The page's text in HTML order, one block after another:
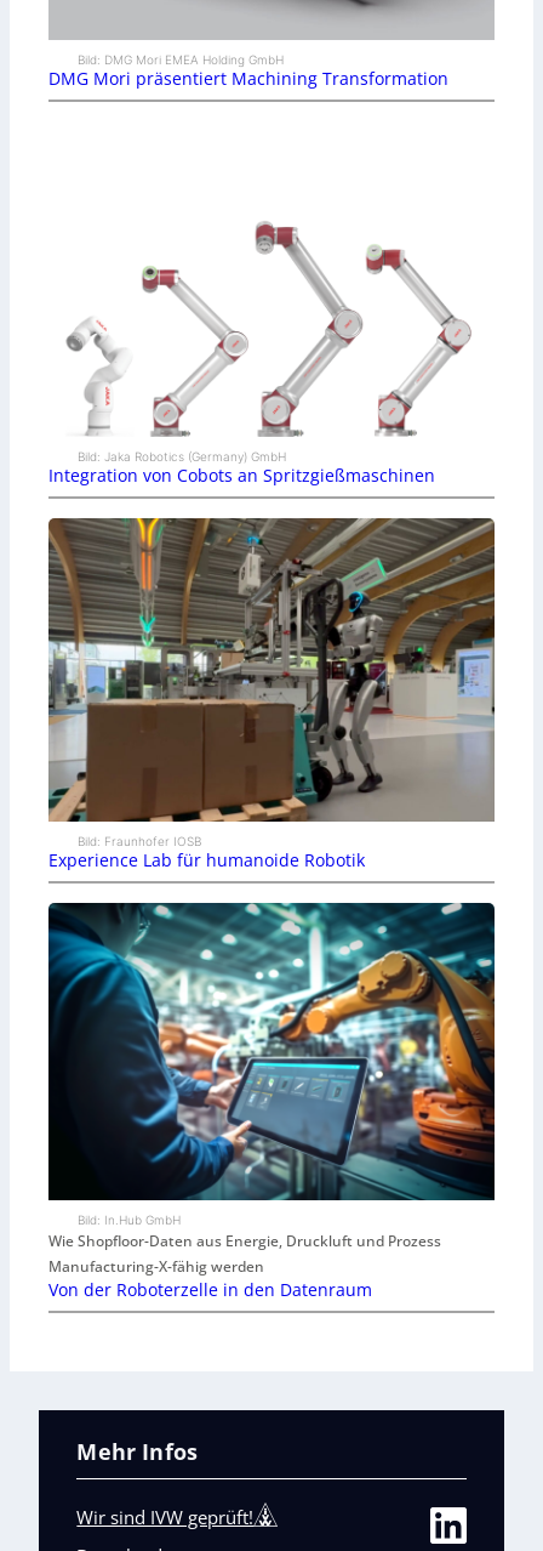
Bild: DMG Mori EMEA Holding GmbH
DMG Mori präsentiert Machining Transformation
Bild: Jaka Robotics (Germany) GmbH
Integration von Cobots an Spritzgießmaschinen
Bild: Fraunhofer IOSB
Experience Lab für humanoide Robotik
Bild: In.Hub GmbH
Wie Shopfloor-Daten aus Energie, Druckluft und Prozess
Manufacturing-X-fähig werden
Von der Roboterzelle in den Datenraum
Mehr Infos
Wir sind IVW geprüft!